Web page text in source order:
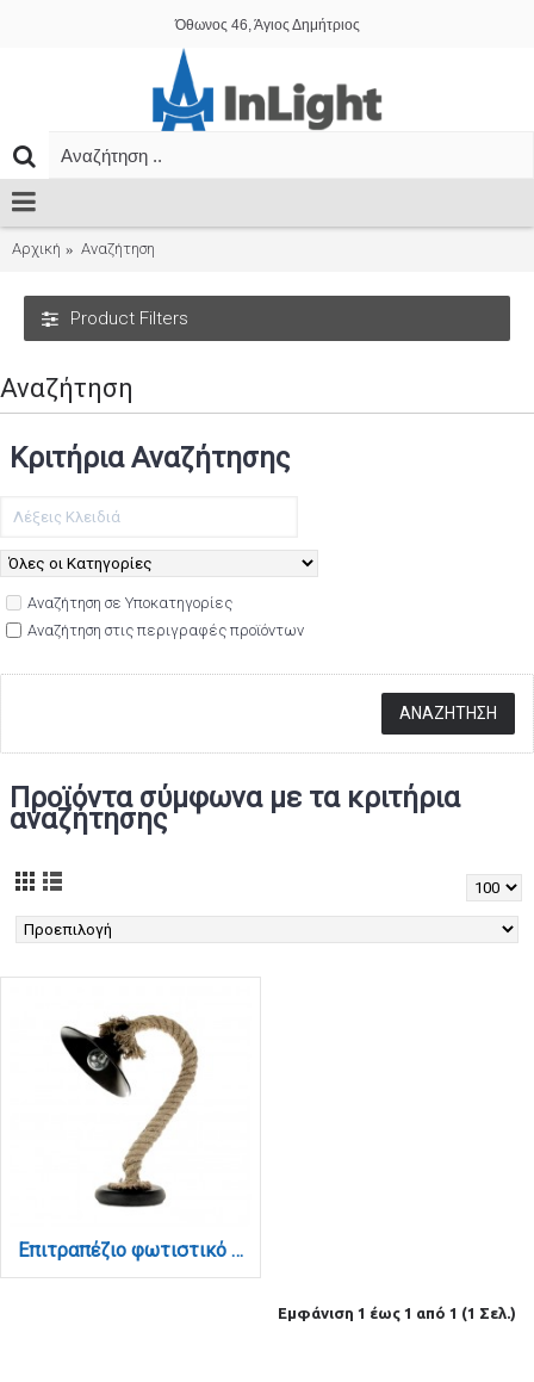
Όθωνος 46, Άγιος Δημήτριος
Αρχική Αναζήτηση
Product Filters
Αναζήτηση
Κριτήρια Αναζήτησης
Αναζήτηση σε Υποκατηγορίες
Αναζήτηση στις περιγραφές προϊόντων
Προϊόντα σύμφωνα με τα κριτήρια
αναζήτησης
Επιτραπέζιο φωτιστικό από καφέ σχοινί και μαύρο μέταλλο 1XE27 D:32cm (3438-BL)
Εμφάνιση 1 έως 1 από 1 (1 Σελ.)